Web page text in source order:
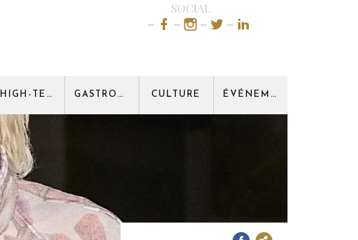
SOCIAL
HIGH-TECH GASTRONOMIE CULTURE ÉVÉNEMENT